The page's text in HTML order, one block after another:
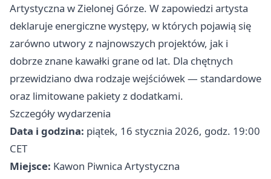
Artystyczna w Zielonej Górze. W zapowiedzi artysta
deklaruje energiczne występy, w których pojawią się
zarówno utwory z najnowszych projektów, jak i
dobrze znane kawałki grane od lat. Dla chętnych
przewidziano dwa rodzaje wejściówek — standardowe
oraz limitowane pakiety z dodatkami.
Szczegóły wydarzenia
Data i godzina: piątek, 16 stycznia 2026, godz. 19:00
CET
Miejsce: Kawon Piwnica Artystyczna